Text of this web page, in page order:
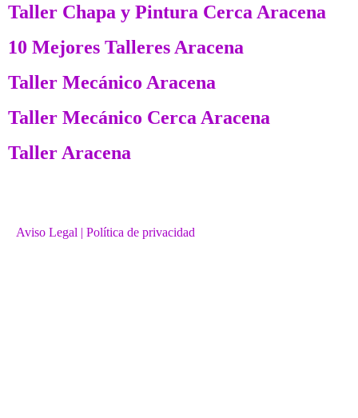
Taller Chapa y Pintura Cerca Aracena
10 Mejores Talleres Aracena
Taller Mecánico Aracena
Taller Mecánico Cerca Aracena
Taller Aracena
Aviso Legal | Política de privacidad